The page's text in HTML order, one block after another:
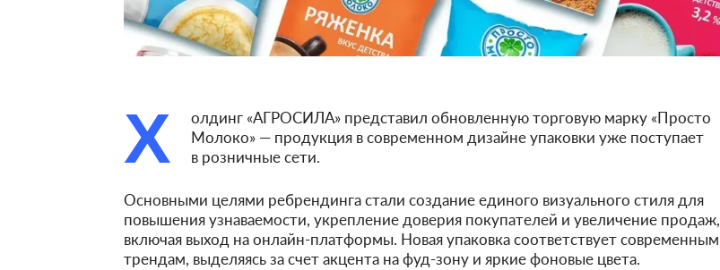
Х
олдинг «АГРОСИЛА» представил обновленную торговую марку «Просто
Молоко» — продукция в современном дизайне упаковки уже поступает
в розничные сети.
Основными целями ребрендинга стали создание единого визуального стиля для
повышения узнаваемости, укрепление доверия покупателей и увеличение продаж,
включая выход на онлайн-платформы. Новая упаковка соответствует современным
трендам, выделяясь за счет акцента на фуд-зону и яркие фоновые цвета.